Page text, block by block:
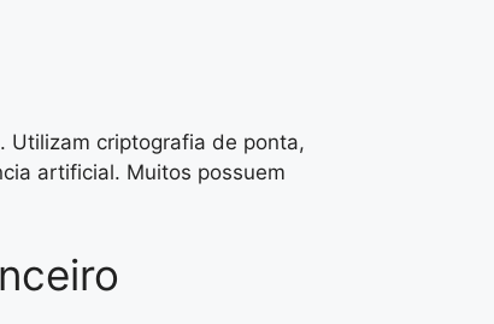
Utilizam criptografia de ponta,
artificial. Muitos possuem